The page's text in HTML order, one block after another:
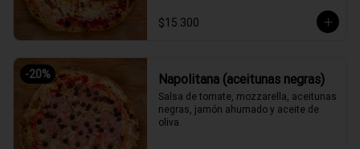
$15.300
-20% Napolitana (aceitunas negras)
Salsa de tomate, mozzarella, aceitunas
negras, jamón ahumado y aceite de
oliva.